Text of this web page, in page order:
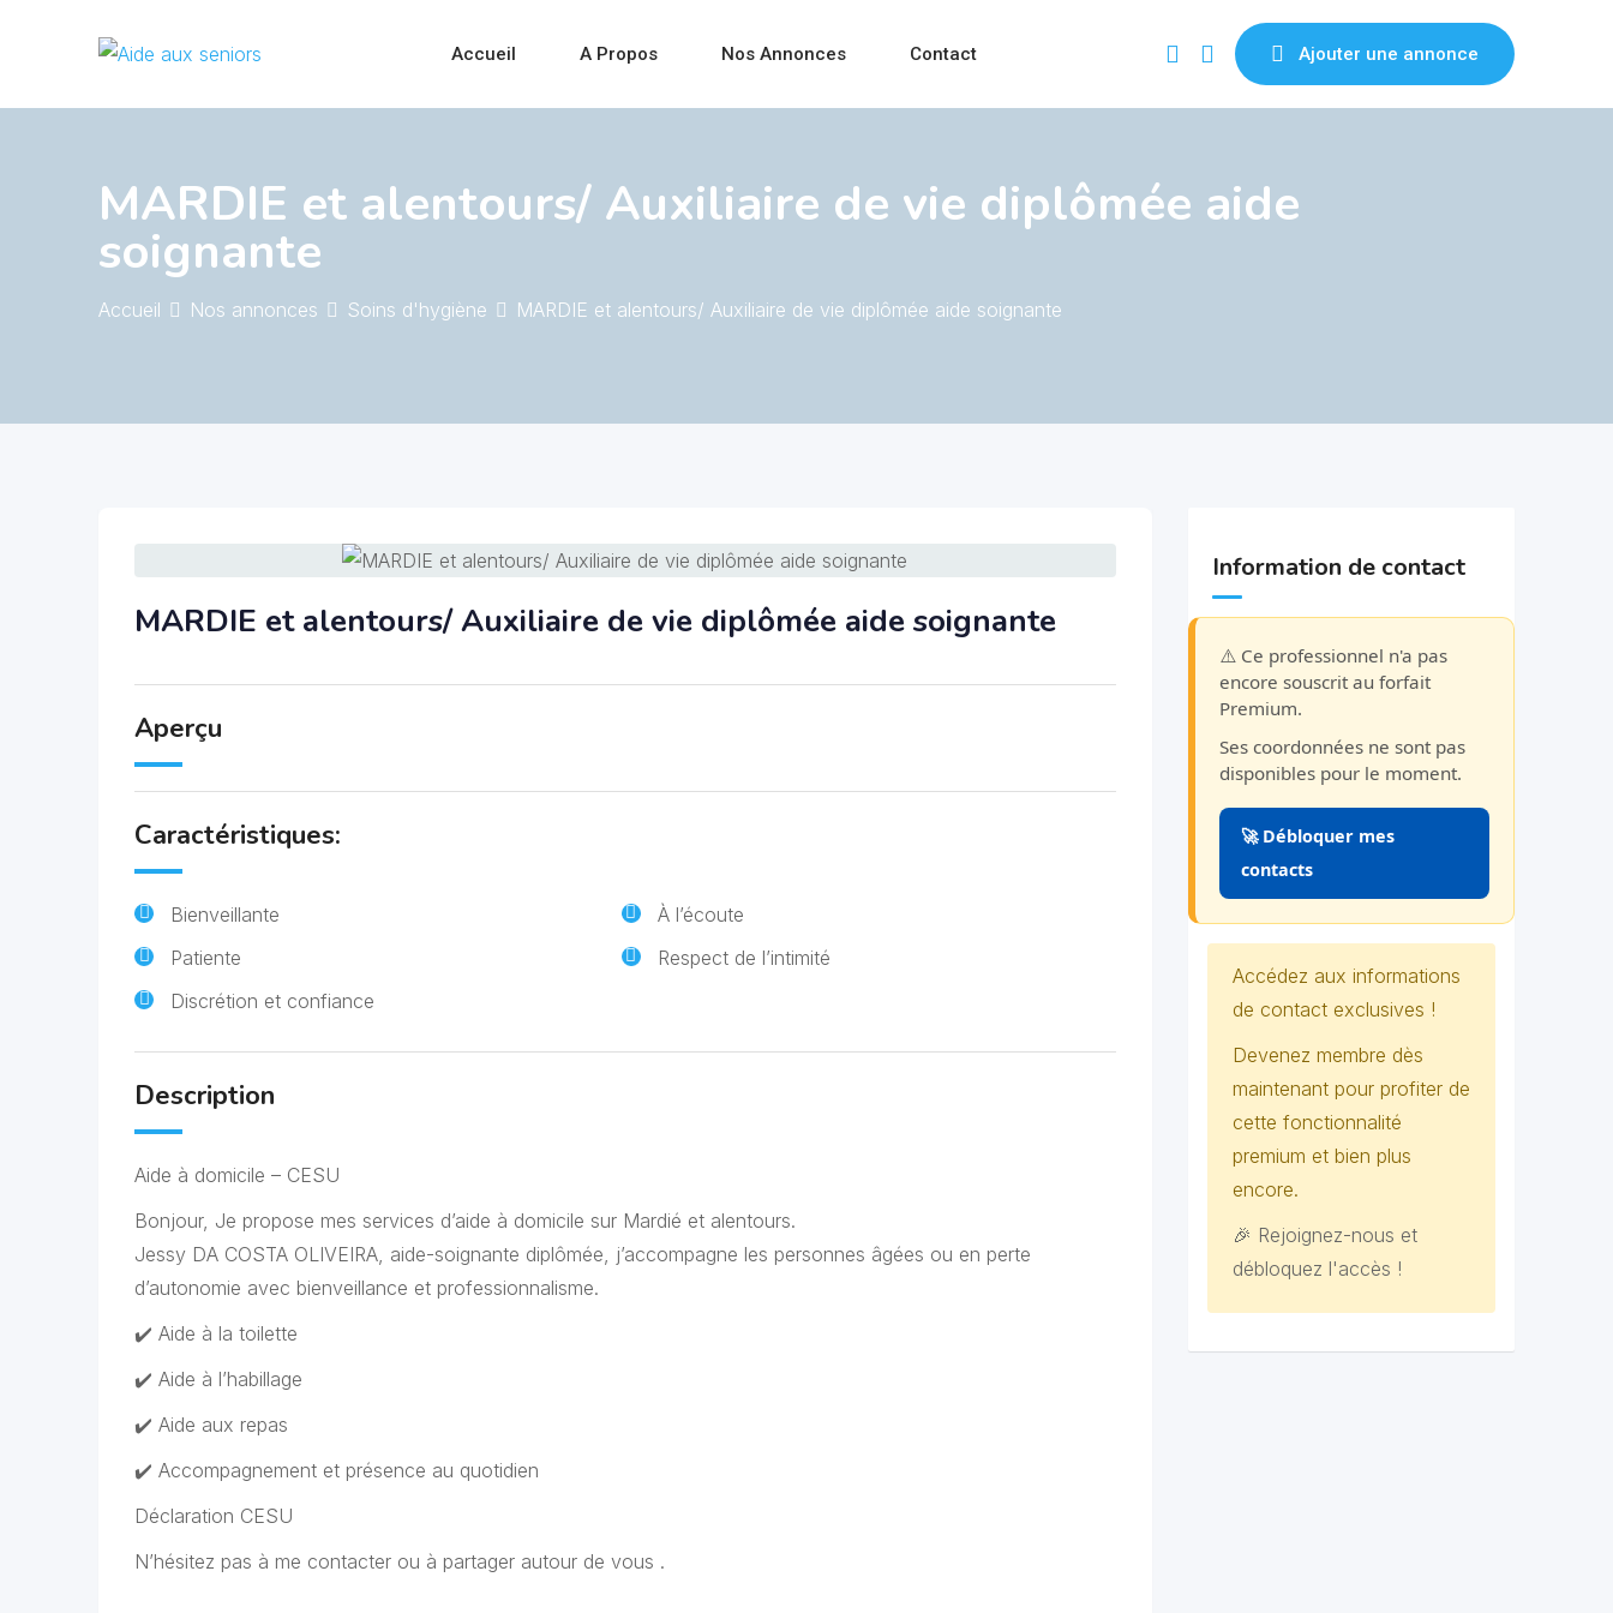
Accueil A Propos Nos Annonces Contact Ajouter une annonce
MARDIE et alentours/ Auxiliaire de vie diplômée aide
soignante
Accueil Nos annonces Soins d'hygiène MARDIE et alentours/ Auxiliaire de vie diplômée aide soignante
MARDIE et alentours/ Auxiliaire de vie diplômée aide soignante
Aperçu
Caractéristiques:
Bienveillante
À l’écoute
Patiente
Respect de l’intimité
Discrétion et confiance
Description
Aide à domicile – CESU
Bonjour, Je propose mes services d’aide à domicile sur Mardié et alentours.
Jessy DA COSTA OLIVEIRA, aide-soignante diplômée, j’accompagne les personnes âgées ou en perte
d’autonomie avec bienveillance et professionnalisme.
✔️ Aide à la toilette
✔️ Aide à l’habillage
✔️ Aide aux repas
✔️ Accompagnement et présence au quotidien
Déclaration CESU
N’hésitez pas à me contacter ou à partager autour de vous .
Information de contact
⚠️ Ce professionnel n'a pas
encore souscrit au forfait
Premium.
Ses coordonnées ne sont pas
disponibles pour le moment.
🚀 Débloquer mes
contacts
Accédez aux informations
de contact exclusives !
Devenez membre dès
maintenant pour profiter de
cette fonctionnalité
premium et bien plus
encore.
🎉 Rejoignez-nous et
débloquez l'accès !